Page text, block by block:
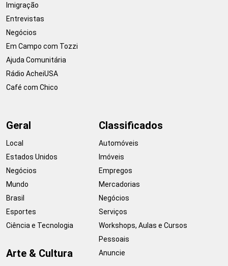
Imigração
Entrevistas
Negócios
Em Campo com Tozzi
Ajuda Comunitária
Rádio AcheiUSA
Café com Chico
Geral
Local
Estados Unidos
Negócios
Mundo
Brasil
Esportes
Ciência e Tecnologia
Arte & Cultura
Classificados
Automóveis
Imóveis
Empregos
Mercadorias
Negócios
Serviços
Workshops, Aulas e Cursos
Pessoais
Anuncie